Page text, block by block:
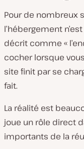
Pour de nombreux
l’hébergement
décrit comme «
cocher lorsque
site finit par se
fait.
La réalité est
joue un rôle direct
importants de la